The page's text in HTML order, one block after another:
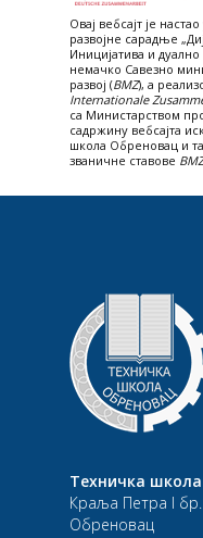
Овај вебсајт je
развојне сарадње
Иницијатива и
немачко Савезно
развој (BMZ), а
Internationale
са Министарством
садржину вебсајта
школа Обреновац и
званичне ставове BMZ
Техничка школа
Краља Петра I
Обреновац